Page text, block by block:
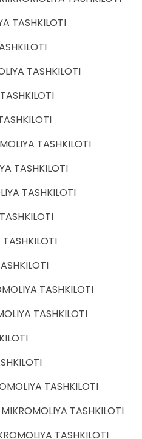
TASHKILOTI
TASHKILOTI
TASHKILOTI
TASHKILOTI
TASHKILOTI
TASHKILOTI
TASHKILOTI
TASHKILOTI
TASHKILOTI
TASHKILOTI